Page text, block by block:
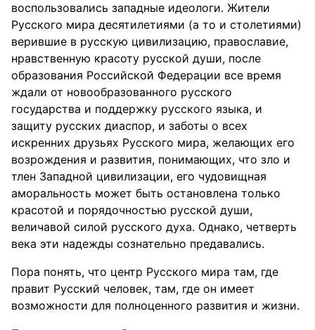
воспользовались западные идеологи. Жители
Русского мира десятилетиями (а то и столетиями)
верившие в русскую цивилизацию, православие,
нравственную красоту русской души, после
образования Российской Федерации все время
ждали от новообразованного русского
государства и поддержку русского языка, и
защиту русских диаспор, и заботы о всех
искренних друзьях Русского мира, желающих его
возрождения и развития, понимающих, что зло и
тлен Западной цивилизации, его чудовищная
аморальность может быть остановлена только
красотой и порядочностью русской души,
величавой силой русского духа. Однако, четверть
века эти надежды сознательно предавались.
Пора понять, что центр Русского мира там, где
правит Русский человек, там, где он имеет
возможности для полноценного развития и жизни.